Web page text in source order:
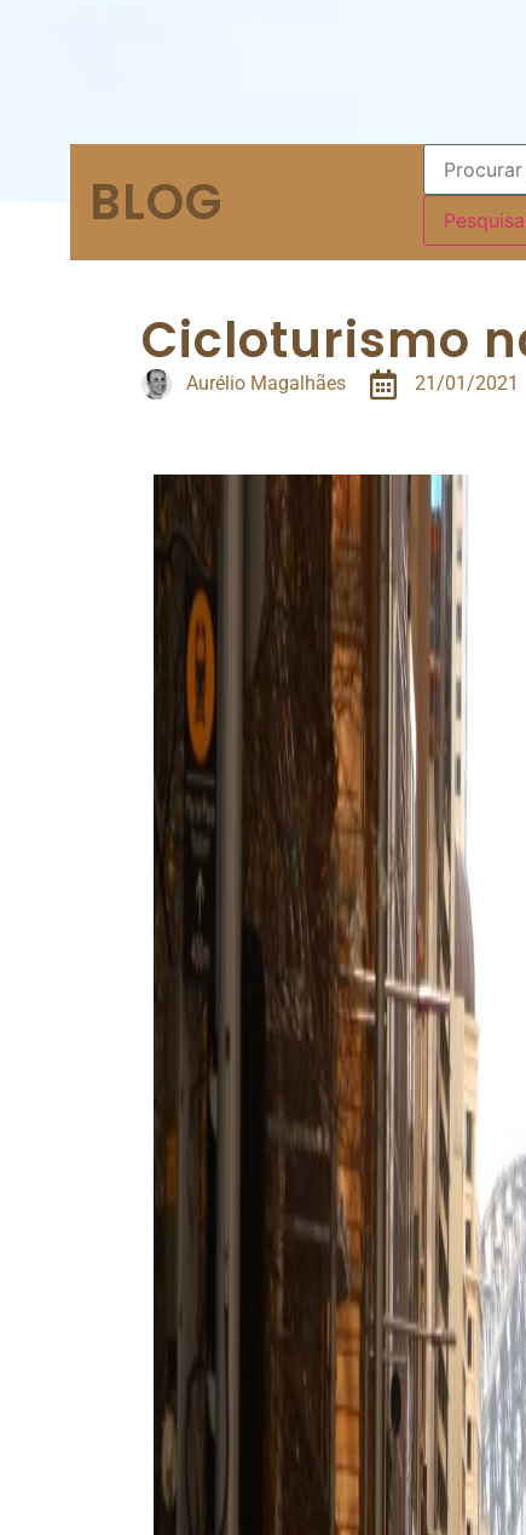
BLOG
Cicloturismo
Aurélio Magalhães 21/01/2021